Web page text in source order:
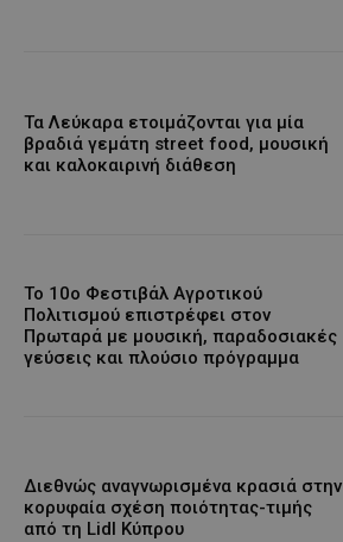
Τα Λεύκαρα ετοιμάζονται για μία
βραδιά γεμάτη street food, μουσική
και καλοκαιρινή διάθεση
Το 10ο Φεστιβάλ Αγροτικού
Πολιτισμού επιστρέφει στον
Πρωταρά με μουσική, παραδοσιακές
γεύσεις και πλούσιο πρόγραμμα
Διεθνώς αναγνωρισμένα κρασιά στην
κορυφαία σχέση ποιότητας-τιμής
από τη Lidl Κύπρου